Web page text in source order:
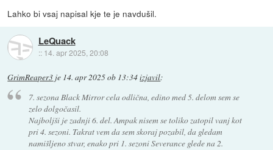
Lahko bi vsaj napisal kje te je navdušil.
LeQuack
:: 14. apr 2025, 20:08
GrimReaper3 je 14. apr 2025 ob 13:34izjavil:
7. sezona Black Mirror cela odlična, edino med 5. delom sem se
zelo dolgočasil.
Najboljši je zadnji 6. del. Ampak nisem se toliko zatopil vanj kot
pri 4. sezoni. Takrat vem da sem skoraj pozabil, da gledam
namišljeno stvar, enako pri 1. sezoni Severance glede na 2.